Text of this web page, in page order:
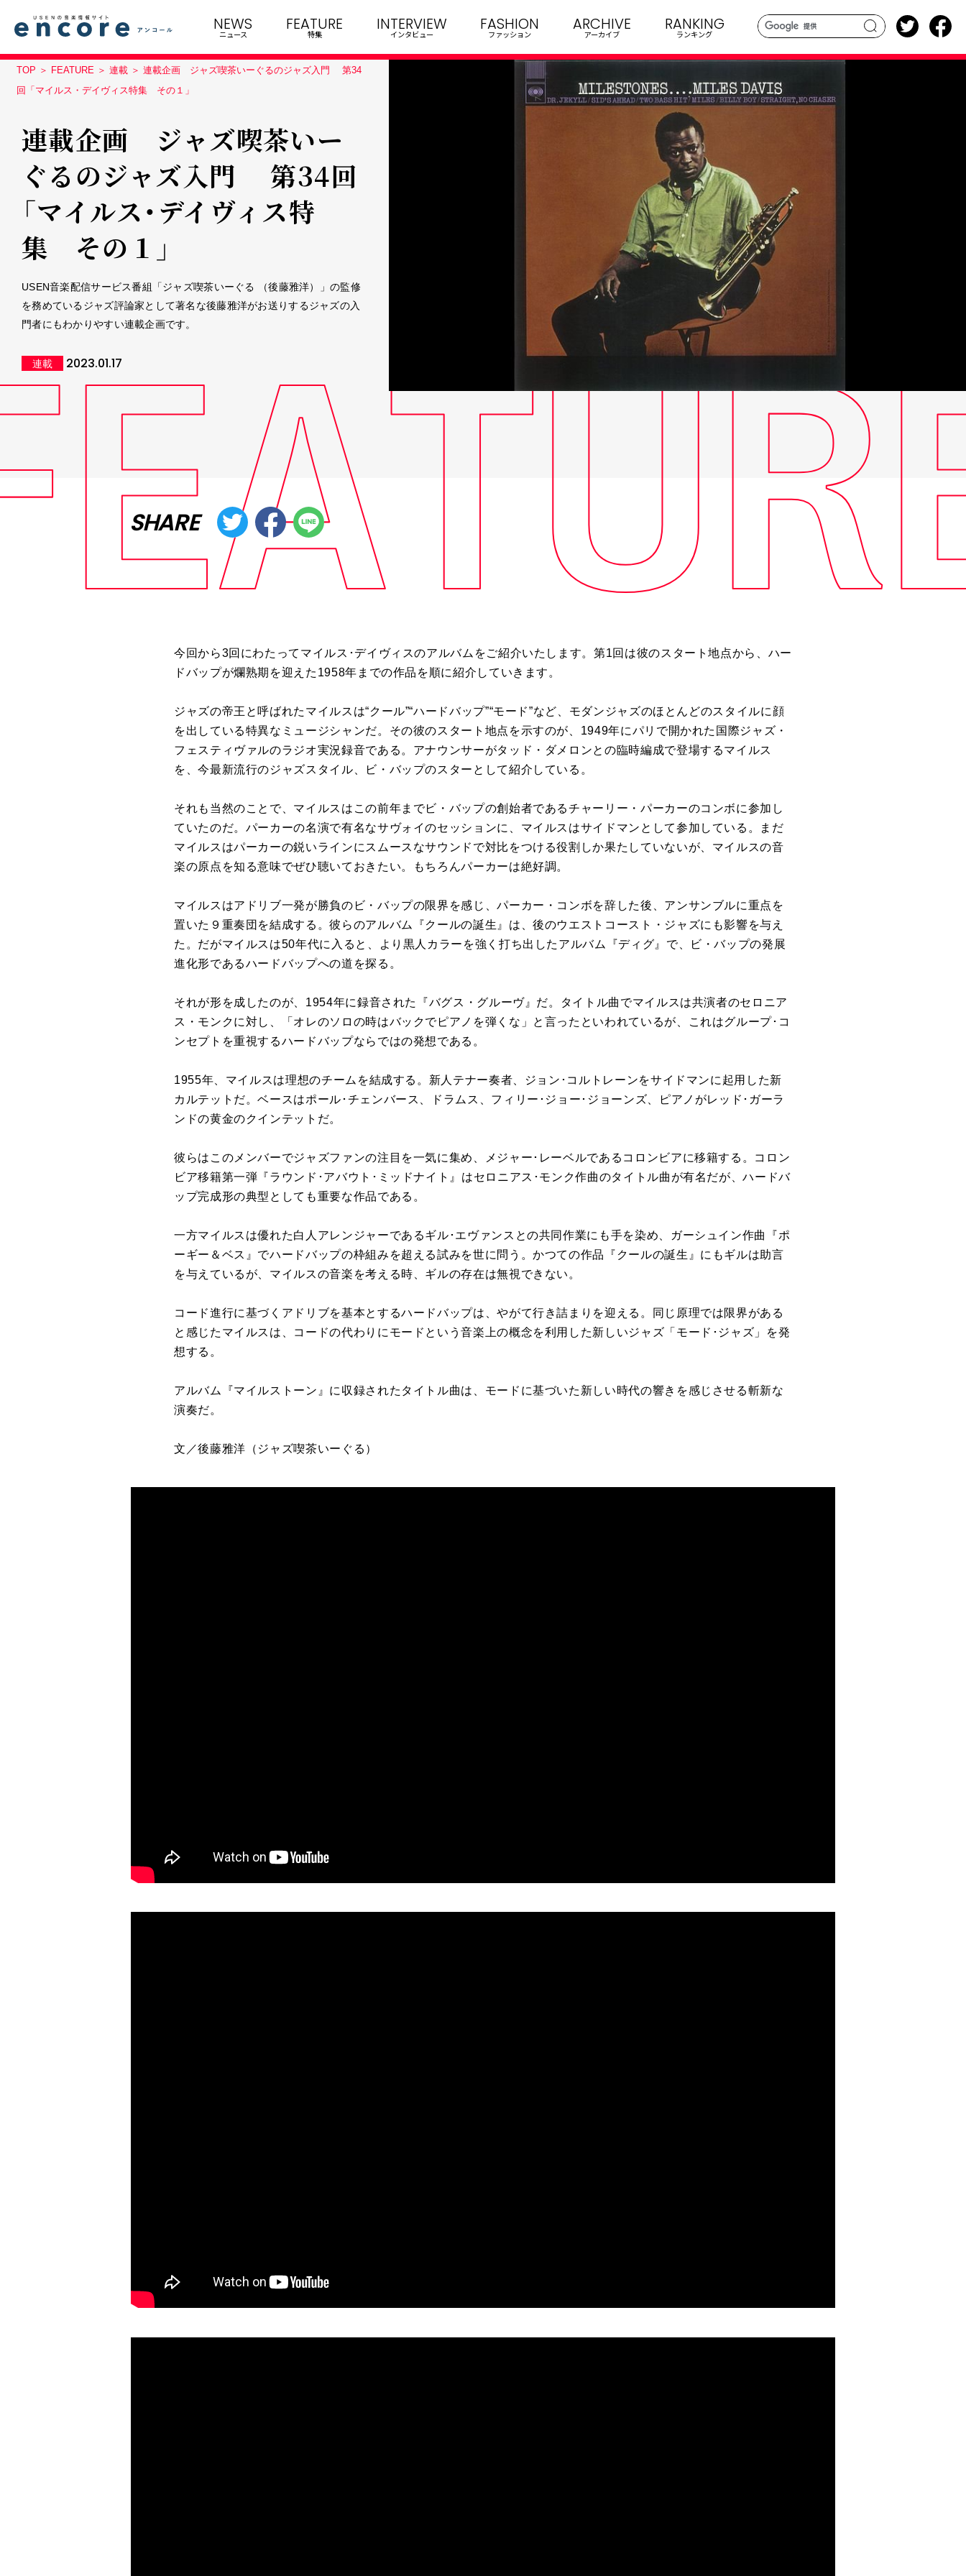
search
NEWS
ニュース
FEATURE
特集
INTERVIEW
インタビュー
FASHION
ファッション
ARCHIVE
アーカイブ
RANKING
ランキング
TOP FEATURE 連載
連載企画 ジャズ喫茶いーぐるのジャズ入門 第34
回「マイルス・デイヴィス特集 その１」
連載企画 ジャズ喫茶いー
ぐるのジャズ入門 第34回
「マイルス・デイヴィス特
集 その１」
USEN音楽配信サービス番組「ジャズ喫茶いーぐる （後藤雅洋）」の監修
を務めているジャズ評論家として著名な後藤雅洋がお送りするジャズの入
門者にもわかりやすい連載企画です。
連載 2023.01.17
SHARE
今回から3回にわたってマイルス･デイヴィスのアルバムをご紹介いたします。第1回は彼のスタート地点から、ハー
ドバップが爛熟期を迎えた 1958年までの作品を順に紹介していきます。
ジャズの帝王と呼ばれたマイルスは“クール”“ハードバップ”“モード”など、モダンジャズのほとんどのスタイルに顔
を出している特異なミュージシャンだ。その彼のスタート地点を示すのが、 1949年にパリで開かれた国際ジャズ・
フェスティヴァルのラジオ実況録音である。アナウンサーがタッド・ダメロンとの臨時編成で登場するマイルス
を、今最新流行のジャズスタイル、ビ・バップのスターとして紹介している。
それも当然のことで、マイルスはこの前年までビ・バップの創始者であるチャーリー・パーカーのコンボに参加し
ていたのだ。パーカーの名演で有名なサヴォイのセッションに、マイルスはサイドマンとして参加している。まだ
マイルスはパーカーの鋭いラインにスムースなサウンドで対比をつける役割しか果たしていないが、マイルスの音
楽の原点を知る意味でぜひ聴いておきたい。もちろんパーカーは絶好調。
マイルスはアドリブ一発が勝負のビ・バップの限界を感じ、パーカー・コンボを辞した後、アンサンブルに重点を
置いた９重奏団を結成する。彼らのアルバム『クールの誕生』は、後のウエストコースト・ジャズにも影響を与え
た。だがマイルスは50年代に入ると、より黒人カラーを強く打ち出したアルバム『ディグ』で、ビ・バップの発展
進化形であるハードバップへの道を探る。
それが形を成したのが、 1954年に録音された『バグス・グルーヴ』だ。タイトル曲でマイルスは共演者のセロニア
ス・モンクに対し、「オレのソロの時はバックでピアノを弾くな」と言ったといわれているが、これはグループ･コ
ンセプトを重視するハードバップならではの発想である。
1955年、マイルスは理想のチームを結成する。新人テナー奏者、ジョン･コルトレーンをサイドマンに起用した新
カルテットだ。ベースはポール･チェンバース、ドラムス、フィリー･ジョー･ジョーンズ、ピアノがレッド･ガーラ
ンドの黄金のクインテットだ。
彼らはこのメンバーでジャズファンの注目を一気に集め、メジャー･レーベルであるコロンビアに移籍する。コロン
ビア移籍第一弾『ラウンド･アバウト･ミッドナイト』はセロニアス･モンク作曲のタイトル曲が有名だが、ハードバ
ップ完成形の典型としても重要な作品である。
一方マイルスは優れた白人アレンジャーであるギル･エヴァンスとの共同作業にも手を染め、ガーシュイン作曲『ポ
ーギー＆ベス』でハードバップの枠組みを超える試みを世に問う。かつての作品『クールの誕生』にもギルは助言
を与えているが、マイルスの音楽を考える時、ギルの存在は無視できない。
コード進行に基づくアドリブを基本とするハードバップは、やがて行き詰まりを迎える。同じ原理では限界がある
と感じたマイルスは、コードの代わりにモードという音楽上の概念を利用した新しいジャズ「モード･ジャズ」を発
想する。
アルバム『マイルストーン』に収録されたタイトル曲は、モードに基づいた新しい時代の響きを感じさせる斬新な
演奏だ。
文／後藤雅洋 （ジャズ喫茶いーぐる）